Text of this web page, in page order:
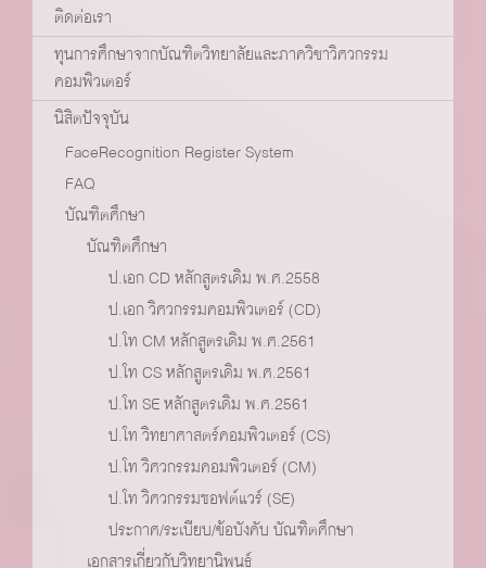
ติดต่อเรา
ทุนการศึกษาจากบัณฑิตวิทยาลัยและภาควิชาวิศวกรรม
คอมพิวเตอร์
นิสิตปัจจุบัน
FaceRecognition Register System
FAQ
บัณฑิตศึกษา
บัณฑิตศึกษา
ป.เอก CD หลักสูตรเดิม พ.ศ.2558
ป.เอก วิศวกรรมคอมพิวเตอร์ (CD)
ป.โท CM หลักสูตรเดิม พ.ศ.2561
ป.โท CS หลักสูตรเดิม พ.ศ.2561
ป.โท SE หลักสูตรเดิม พ.ศ.2561
ป.โท วิทยาศาสตร์คอมพิวเตอร์ (CS)
ป.โท วิศวกรรมคอมพิวเตอร์ (CM)
ป.โท วิศวกรรมซอฟต์แวร์ (SE)
ประกาศ/ระเบียบ/ข้อบังคับ บัณฑิตศึกษา
เอกสารเกี่ยวกับวิทยานิพนธ์